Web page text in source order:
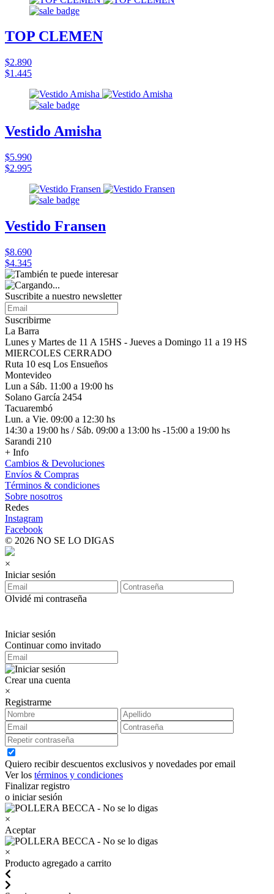
TOP CLEMEN
$2.890
$1.445
Vestido Amisha
$5.990
$2.995
Vestido Fransen
$8.690
$4.345
Suscribite a nuestro newsletter
Suscribirme
La Barra
Lunes y Martes de 11 A 15HS - Jueves a Domingo 11 a 19 HS
MIERCOLES CERRADO
Ruta 10 esq Los Ensueños
Montevideo
Lun a Sáb. 11:00 a 19:00 hs
Solano García 2454
Tacuarembó
Lun. a Vie. 09:00 a 12:30 hs
14:30 a 19:00 hs / Sáb. 09:00 a 13:00 hs -15:00 a 19:00 hs
Sarandi 210
+ Info
Cambios & Devoluciones
Envíos & Compras
Términos & condiciones
Sobre nosotros
Redes
Instagram
Facebook
© 2026 NO SE LO DIGAS
×
Iniciar sesión
Olvidé mi contraseña
Iniciar sesión
Continuar como invitado
Crear una cuenta
×
Registrarme
Quiero recibir descuentos exclusivos y novedades por email
Ver los términos y condiciones
Finalizar registro
o iniciar sesión
×
Aceptar
×
Producto agregado a carrito